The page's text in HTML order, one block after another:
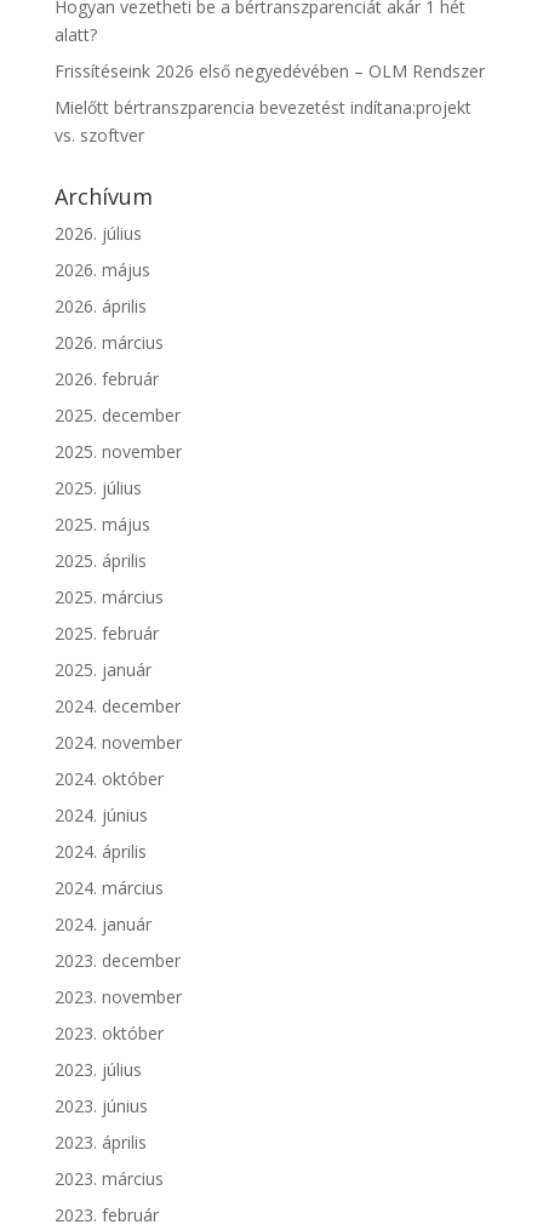
Hogyan vezetheti be a bértranszparenciát akár 1 hét
alatt?
Frissítéseink 2026 első negyedévében – OLM Rendszer
Mielőtt bértranszparencia bevezetést indítana:projekt
vs. szoftver
Archívum
2026. július
2026. május
2026. április
2026. március
2026. február
2025. december
2025. november
2025. július
2025. május
2025. április
2025. március
2025. február
2025. január
2024. december
2024. november
2024. október
2024. június
2024. április
2024. március
2024. január
2023. december
2023. november
2023. október
2023. július
2023. június
2023. április
2023. március
2023. február